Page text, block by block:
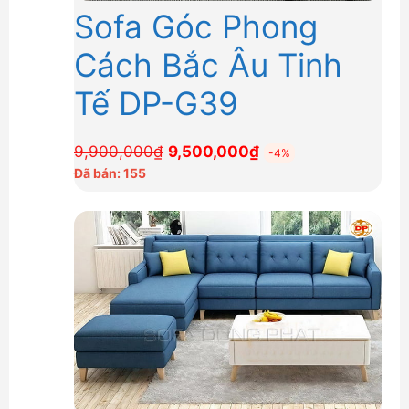
Sofa Góc Phong
Cách Bắc Âu Tinh
Tế DP-G39
9,900,000₫ Giá
9,900,000₫.
9,500,000₫Giá
là:
9,500,000₫.
-4%
Đã bán: 155